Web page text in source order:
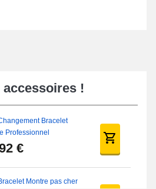
accessoires !
Bracelet
Professionnel
€
Montre pas cher